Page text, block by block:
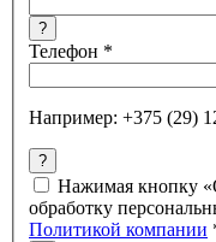
?
Телефон *
Например: +375 (29)
?
Нажимая кнопку
обработку
Политикой компании